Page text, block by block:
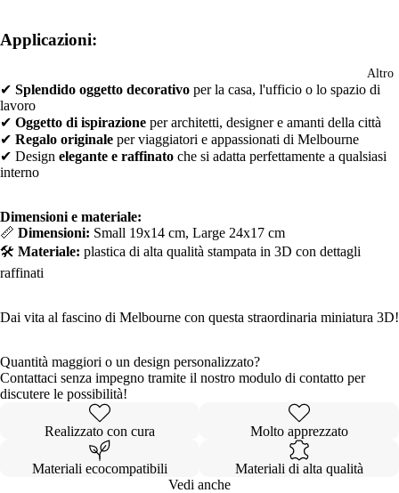
Altro
Applicazioni:
✔ Splendido oggetto decorativo per la casa, l'ufficio o lo spazio di
lavoro
✔ Oggetto di ispirazione per architetti, designer e amanti della città
✔ Regalo originale per viaggiatori e appassionati di Melbourne
✔ Design elegante e raffinato che si adatta perfettamente a qualsiasi
interno
Dimensioni e materiale:
📏 Dimensioni: Small 19x14 cm, Large 24x17 cm
🛠️ Materiale: plastica di alta qualità stampata in 3D con dettagli
raffinati
Dai vita al fascino di Melbourne con questa straordinaria miniatura 3D!
Quantità maggiori o un design personalizzato?
Contattaci senza impegno tramite il nostro modulo di contatto per
discutere le possibilità!
Realizzato con cura Molto apprezzato
Materiali ecocompatibili
Materiali di alta qualità
Vedi anche